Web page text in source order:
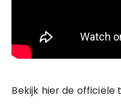
Bekijk hier de officiële